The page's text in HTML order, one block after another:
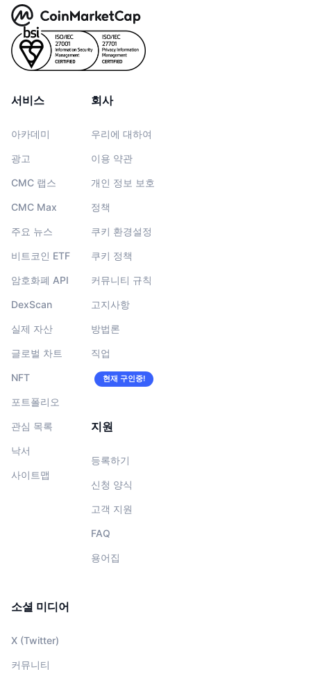
서비스
아카데미
광고
CMC 랩스
CMC Max
주요 뉴스
비트코인 ETF
암호화폐 API
DexScan
실제 자산
글로벌 차트
NFT
포트폴리오
관심 목록
낙서
사이트맵
회사
우리에 대하여
이용 약관
개인 정보 보호
정책
쿠키 환경설정
쿠키 정책
커뮤니티 규칙
고지사항
방법론
직업
현재 구인중!
지원
등록하기
신청 양식
고객 지원
FAQ
용어집
소셜 미디어
X (Twitter)
커뮤니티